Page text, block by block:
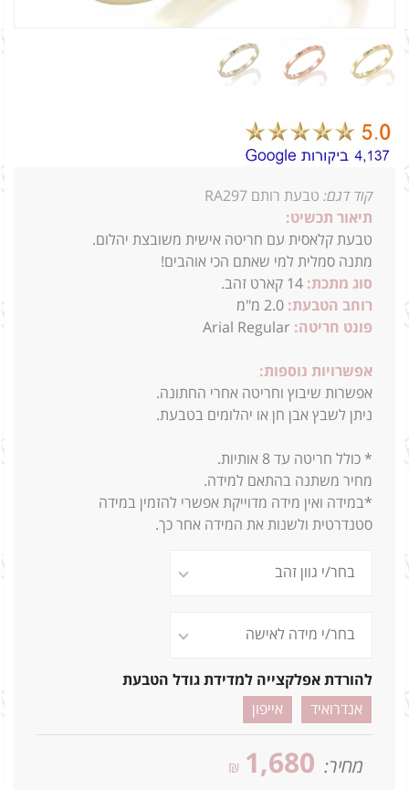
קוד דגם: טבעת רותם RA297
תיאור תכשיט:
טבעת קלאסית עם חריטה אישית משובצת יהלום.
מתנה סמלית למי שאתם הכי אוהבים!
סוג מתכת: 14 קארט זהב.
רוחב הטבעת:
פונט חריטה: Arial Regular
אפשרויות נוספות:
אפשרות שיבוץ וחריטה אחרי החתונה.
ניתן לשבץ אבן חן או יהלומים בטבעת.
* כולל חריטה עד 8 אותיות.
מחיר משתנה בהתאם למידה.
*במידה ואין מידה מדוייקת אפשרי להזמין במידה
סטנדרטית ולשנות את המידה אחר כך.
להורדת אפלקצייה למדידת גודל הטבעת
אנדרואיד
אייפון
מחיר: 1,680
₪